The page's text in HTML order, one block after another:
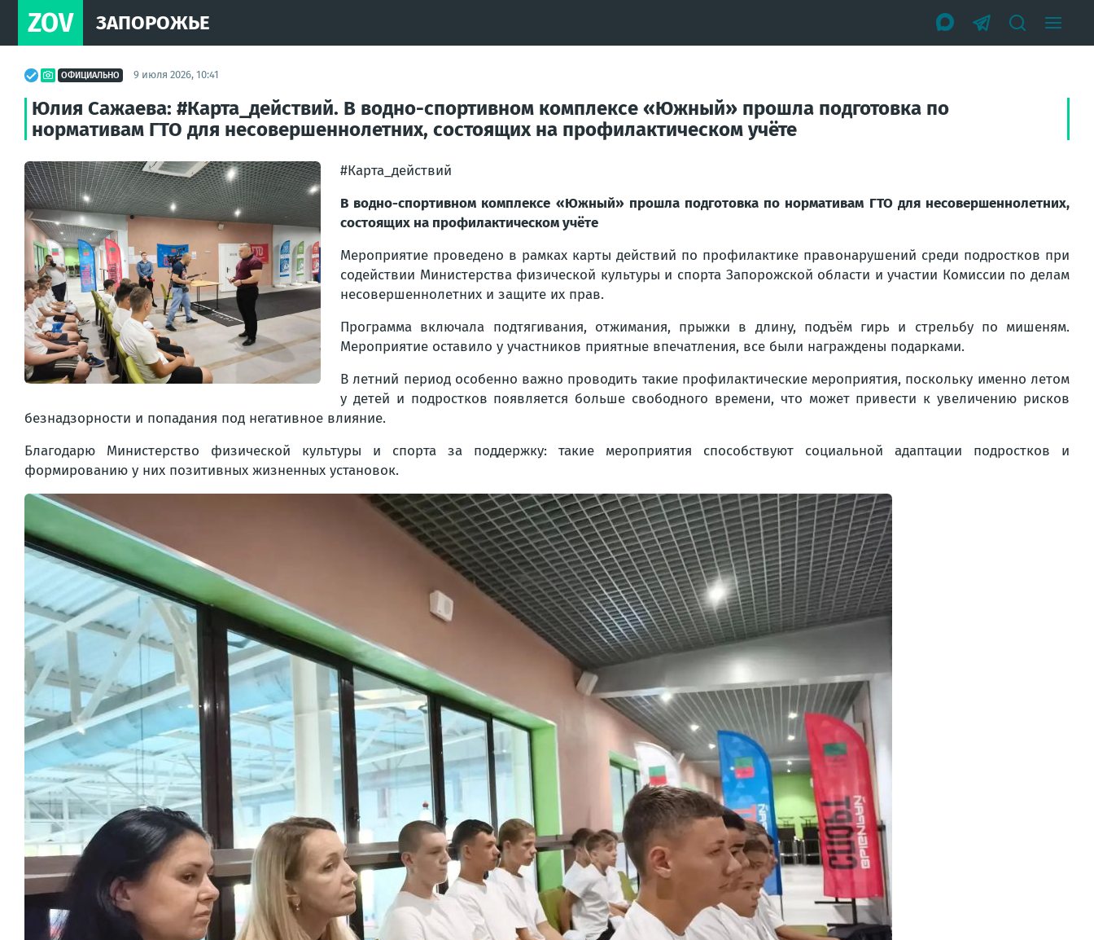
ZOV ЗАПОРОЖЬЕ
ОФИЦИАЛЬНО 9 июля 2026, 10:41
Юлия Сажаева: #Карта_действий. В водно-спортивном комплексе «Южный» прошла подготовка по
нормативам ГТО для несовершеннолетних, состоящих на профилактическом учёте
#Карта_действий
В водно-спортивном комплексе «Южный» прошла подготовка по нормативам ГТО для несовершеннолетних,
состоящих на профилактическом учёте
Мероприятие проведено в рамках карты действий по профилактике правонарушений среди подростков при
содействии Министерства физической культуры и спорта Запорожской области и участии Комиссии по делам
несовершеннолетних и защите их прав.
Программа включала подтягивания, отжимания, прыжки в длину, подъём гирь и стрельбу по мишеням.
Мероприятие оставило у участников приятные впечатления, все были награждены подарками.
В летний период особенно важно проводить такие профилактические мероприятия, поскольку именно летом
у детей и подростков появляется больше свободного времени, что может привести к увеличению рисков
безнадзорности и попадания под негативное влияние.
Благодарю Министерство физической культуры и спорта за поддержку: такие мероприятия способствуют социальной адаптации подростков и
формированию у них позитивных жизненных установок.